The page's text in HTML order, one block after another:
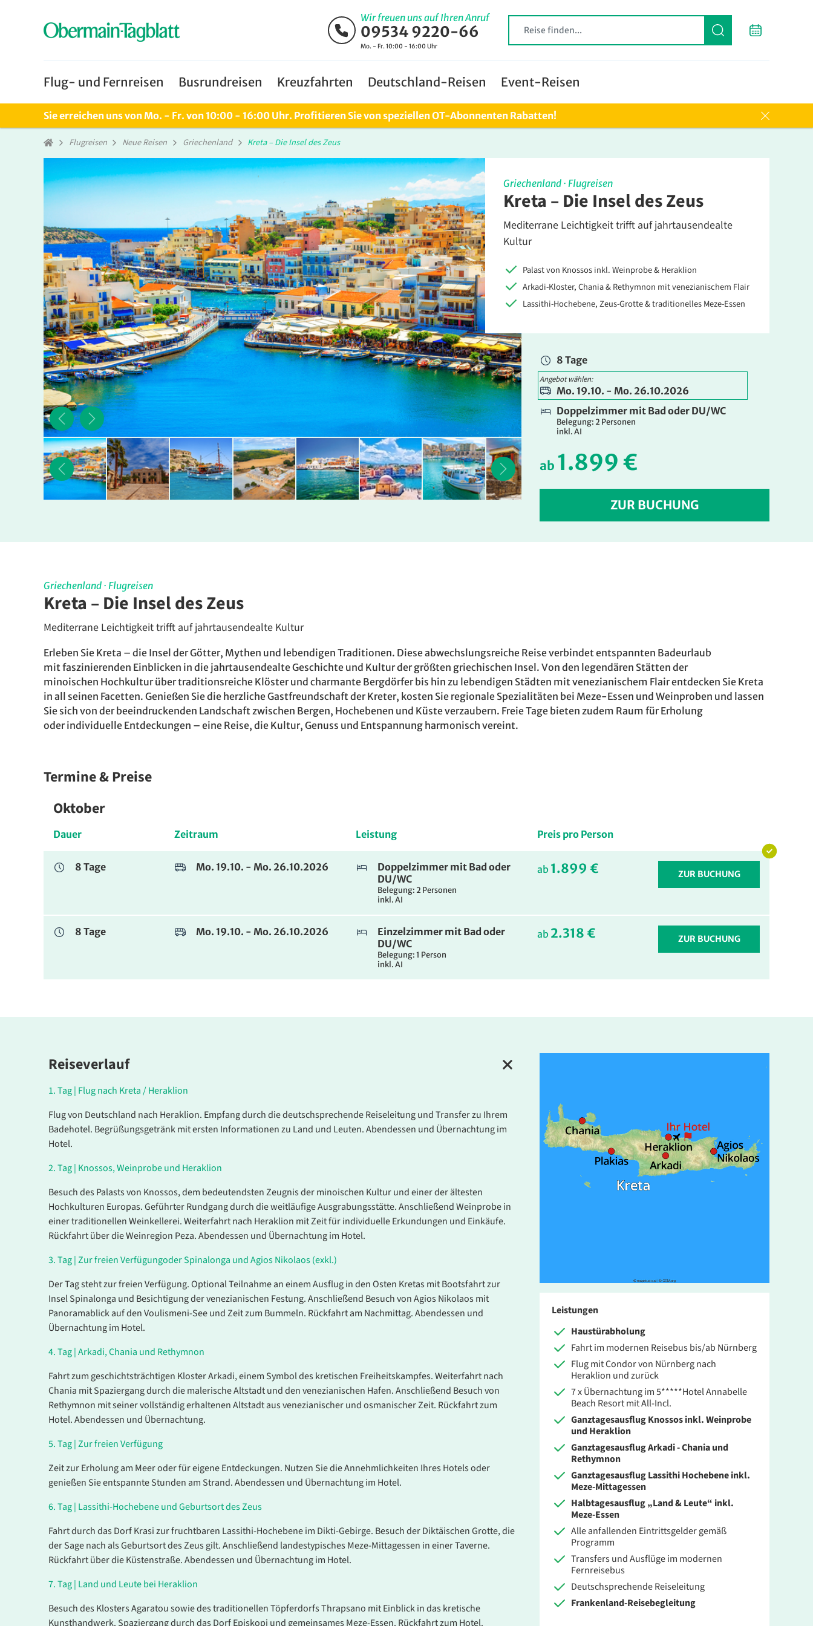
Wir freuen uns auf Ihren Anruf
09534 9220-66
Mo. - Fr. 10:00 - 16:00 Uhr
Flug- und Fernreisen Busrundreisen Kreuzfahrten Deutschland-Reisen Event-Reisen
Sie erreichen uns von Mo. - Fr. von 10:00 - 16:00 Uhr. Profitieren Sie von speziellen OT-Abonnenten Rabatten!
Flugreisen Neue Reisen Griechenland Kreta – Die Insel des Zeus
Griechenland · Flugreisen
Kreta – Die Insel des Zeus
Mediterrane Leichtigkeit trifft auf jahrtausendealte
Kultur
Palast von Knossos inkl. Weinprobe & Heraklion
Arkadi-Kloster, Chania & Rethymnon mit venezianischem Flair
Lassithi-Hochebene, Zeus-Grotte & traditionelles Meze-Essen
8 Tage
Angebot wählen:
Mo. 19.10. - Mo. 26.10.2026
Doppelzimmer mit Bad oder DU/WC
Belegung: 2 Personen
inkl. AI
ab 1.899 €
ZUR BUCHUNG
Oktober
Dauer Zeitraum Leistung
8 Tage
Mo. 19.10. - Mo.
Doppelzimmer mit Bad
1.899 €
8 Tage
Mo. 19.10. - Mo.
26.10.2026
Einzelzimmer mit Bad
oder DU/WC
inkl. AI
2.318 € ZUR BUCHUNG
Griechenland · Flugreisen
Kreta – Die Insel des Zeus
Mediterrane Leichtigkeit trifft auf jahrtausendealte Kultur
Erleben Sie Kreta – die Insel der Götter, Mythen und lebendigen Traditionen. Diese abwechslungsreiche Reise verbindet entspannten Badeurlaub
mit faszinierenden Einblicken in die jahrtausendealte Geschichte und Kultur der größten griechischen Insel. Von den legendären Stätten der
minoischen Hochkultur über traditionsreiche Klöster und charmante Bergdörfer bis hin zu lebendigen Städten mit venezianischem Flair entdecken Sie Kreta
in all seinen Facetten. Genießen Sie die herzliche Gastfreundschaft der Kreter, kosten Sie regionale Spezialitäten bei Meze-Essen und Weinproben und lassen
Sie sich von der beeindruckenden Landschaft zwischen Bergen, Hochebenen und Küste verzaubern. Freie Tage bieten zudem Raum für Erholung
oder individuelle Entdeckungen – eine Reise, die Kultur, Genuss und Entspannung harmonisch vereint.
Termine & Preise
Oktober
Dauer Zeitraum Leistung Preis pro Person
8 Tage Mo. 19.10. - Mo. 26.10.2026
Doppelzimmer mit Bad oder
DU/WC
Belegung: 2 Personen
inkl. AI
ab 1.899 € ZUR BUCHUNG
8 Tage Mo. 19.10. - Mo. 26.10.2026
Einzelzimmer mit Bad oder
DU/WC
Belegung: 1 Person
inkl. AI
ab 2.318 € ZUR BUCHUNG
Reiseverlauf
1.Tag | Flug nach Kreta / Heraklion
Flug von Deutschland nach Heraklion. Empfang durch die deutschsprechende Reiseleitung und Transfer zu Ihrem
Badehotel. Begrüßungsgetränk mit ersten Informationen zu Land und Leuten. Abendessen und Übernachtung im
Hotel.
2.Tag | Knossos, Weinprobe und Heraklion
Besuch des Palasts von Knossos, dem bedeutendsten Zeugnis der minoischen Kultur und einer der ältesten
Hochkulturen Europas. Geführter Rundgang durch die weitläufige Ausgrabungsstätte. Anschließend Weinprobe in
einer traditionellen Weinkellerei. Weiterfahrt nach Heraklion mit Zeit für individuelle Erkundungen und Einkäufe.
Rückfahrt über die Weinregion Peza. Abendessen und Übernachtung im Hotel.
3.Tag |Zur freien Verfügungoder Spinalonga und Agios Nikolaos (exkl.)
Der Tag steht zur freien Verfügung. Optional Teilnahme an einem Ausflug in den Osten Kretas mit Bootsfahrt zur
Insel Spinalonga und Besichtigung der venezianischen Festung. Anschließend Besuch von Agios Nikolaos mit
Panoramablick auf den Voulismeni-See und Zeit zum Bummeln. Rückfahrt am Nachmittag. Abendessen und
Übernachtung im Hotel.
4.Tag |Arkadi, Chania und Rethymnon
Fahrt zum geschichtsträchtigen Kloster Arkadi, einem Symbol des kretischen Freiheitskampfes. Weiterfahrt nach
Chania mit Spaziergang durch die malerische Altstadt und den venezianischen Hafen. Anschließend Besuch von
Rethymnon mit seiner vollständig erhaltenen Altstadt aus venezianischer und osmanischer Zeit. Rückfahrt zum
Hotel. Abendessen und Übernachtung.
5.Tag |Zur freien Verfügung
Zeit zur Erholung am Meer oder für eigene Entdeckungen. Nutzen Sie die Annehmlichkeiten Ihres Hotels oder
genießen Sie entspannte Stunden am Strand. Abendessen und Übernachtung im Hotel.
6.Tag | Lassithi-Hochebene und Geburtsort des Zeus
Fahrt durch das Dorf Krasi zur fruchtbaren Lassithi-Hochebene im Dikti-Gebirge. Besuch der Diktäischen Grotte, die
der Sage nach als Geburtsort des Zeus gilt. Anschließend landestypisches Meze-Mittagessen in einer Taverne.
Rückfahrt über die Küstenstraße. Abendessen und Übernachtung im Hotel.
7.Tag | Land und Leute bei Heraklion
Besuch des Klosters Agaratou sowie des traditionellen Töpferdorfs Thrapsano mit Einblick in das kretische
Kunsthandwerk. Spaziergang durch das Dorf Episkopi und gemeinsames Meze-Essen. Rückfahrt zum Hotel.
Leistungen
Haustürabholung
Fahrt im modernen Reisebus bis/ab Nürnberg
Flug mit Condor von Nürnberg nach
Heraklion und zurück
7 x Übernachtung im 5*****Hotel Annabelle
Beach Resort mit All-Incl.
Ganztagesausflug Knossos inkl. Weinprobe
und Heraklion
Ganztagesausflug Arkadi - Chania und
Rethymnon
Ganztagesausflug Lassithi Hochebene inkl.
Meze-Mittagessen
Halbtagesausflug „Land & Leute“ inkl.
Meze-Essen
Alle anfallenden Eintrittsgelder gemäß
Programm
Transfers und Ausflüge im modernen
Fernreisebus
Deutschsprechende Reiseleitung
Frankenland-Reisebegleitung